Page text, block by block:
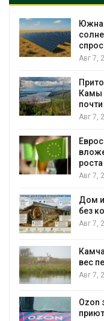
Авг 7,
Камы
Авг 7,
Авг 7,
Дом
без
Авг 7,
вес
Авг 7,
Ozon